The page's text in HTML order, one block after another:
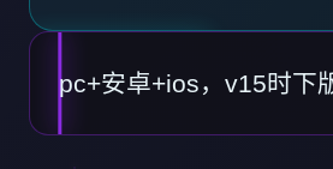
pc+安卓+ios，v15时下